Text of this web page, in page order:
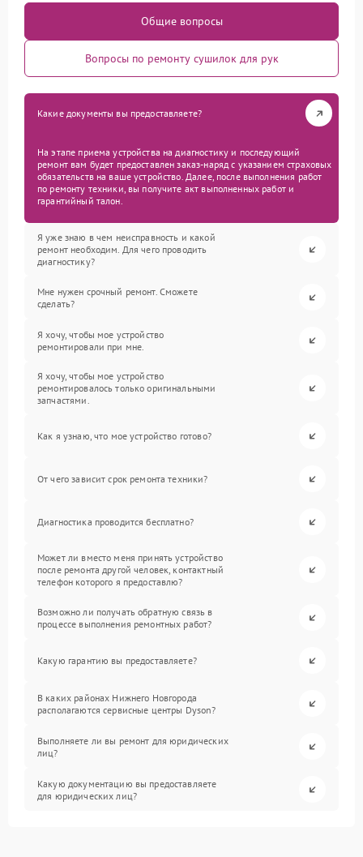
Общие вопросы
Вопросы по ремонту сушилок для рук
Какие документы вы предоставляете?
На этапе приема устройства на диагностику и последующий
ремонт вам будет предоставлен заказ-наряд с указанием страховых
обязательств на ваше устройство. Далее, после выполнения работ
по ремонту техники, вы получите акт выполненных работ и
гарантийный талон.
Я уже знаю в чем неисправность и какой
ремонт необходим. Для чего проводить
диагностику?
Мне нужен срочный ремонт. Сможете
сделать?
Я хочу, чтобы мое устройство
ремонтировали при мне.
Я хочу, чтобы мое устройство
ремонтировалось только оригинальными
запчастями.
Как я узнаю, что мое устройство готово?
От чего зависит срок ремонта техники?
Диагностика проводится бесплатно?
Может ли вместо меня принять устройство
после ремонта другой человек, контактный
телефон которого я предоставлю?
Возможно ли получать обратную связь в
процессе выполнения ремонтных работ?
Какую гарантию вы предоставляете?
В каких районах Нижнего Новгорода
располагаются сервисные центры Dyson?
Выполняете ли вы ремонт для юридических
лиц?
Какую документацию вы предоставляете
для юридических лиц?